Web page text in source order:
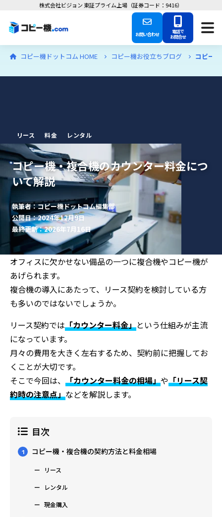
株式会社ビジョン 東証プライム上場（証券コード：9416）
お問い合わせ 電話で
お問合せ
コピー機ドットコム HOME コピー機お役立ちブログ コピー
リース 料金 レンタル
コピー機・複合機のカウンター料金につ
いて解説
執筆者：コピー機ドットコム編集部
公開日：2024年12月9日
最終更新：2026年7月16日
オフィスに欠かせない備品の一つに複合機やコピー機が
あげられます。
複合機の導入にあたって、リース契約を検討している方
も多いのではないでしょうか。
リース契約では「カウンター料金」という仕組みが主流
になっています。
月々の費用を大きく左右するため、契約前に把握してお
くことが大切です。
そこで今回は、 「カウンター料金の相場」や「リース契
約時の注意点」などを解説します。
目次
1 コピー機・複合機の契約方法と料金相場
リース
レンタル
現金購入